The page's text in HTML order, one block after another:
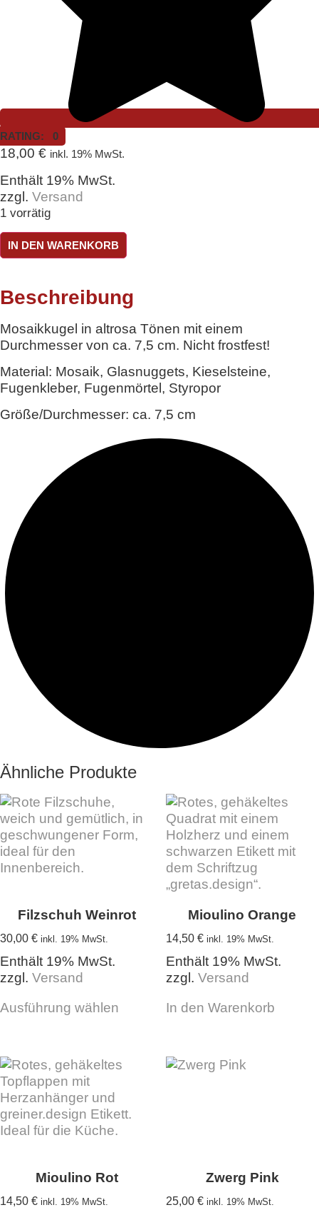
RATING: 0
18,00 € inkl. 19% MwSt.
Enthält 19% MwSt.
zzgl. Versand
1 vorrätig
Kugel
Mosaik
7,5
cm
IN DEN WARENKORB
Beschreibung
Mosaikkugel in altrosa Tönen mit einem
Durchmesser von ca. 7,5 cm. Nicht frostfest!
Material: Mosaik, Glasnuggets, Kieselsteine,
Fugenkleber, Fugenmörtel, Styropor
Größe/Durchmesser: ca. 7,5 cm
Ähnliche Produkte
Filzschuh Weinrot
30,00 € inkl. 19% MwSt.
Enthält 19% MwSt.
zzgl. Versand
Ausführung wählen
Varianten
Optionen
Mioulino Orange
14,50 € inkl. 19% MwSt.
Enthält 19% MwSt.
zzgl. Versand
In den Warenkorb
Mioulino Rot
14,50 € inkl. 19% MwSt.
Zwerg Pink
25,00 € inkl. 19% MwSt.